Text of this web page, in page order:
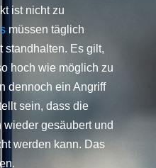
ist nicht zu
müssen täglich
standhalten. Es gilt,
hoch wie möglich zu
dennoch ein Angriff
sein, dass die
gesäubert und
werden kann. Das